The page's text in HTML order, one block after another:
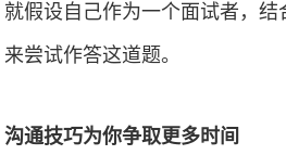
就假设自己作为一个面试者，
来尝试作答这道题。
沟通技巧为你争取更多时间